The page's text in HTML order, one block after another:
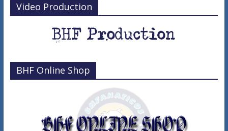
Video Production
BHF Online Shop